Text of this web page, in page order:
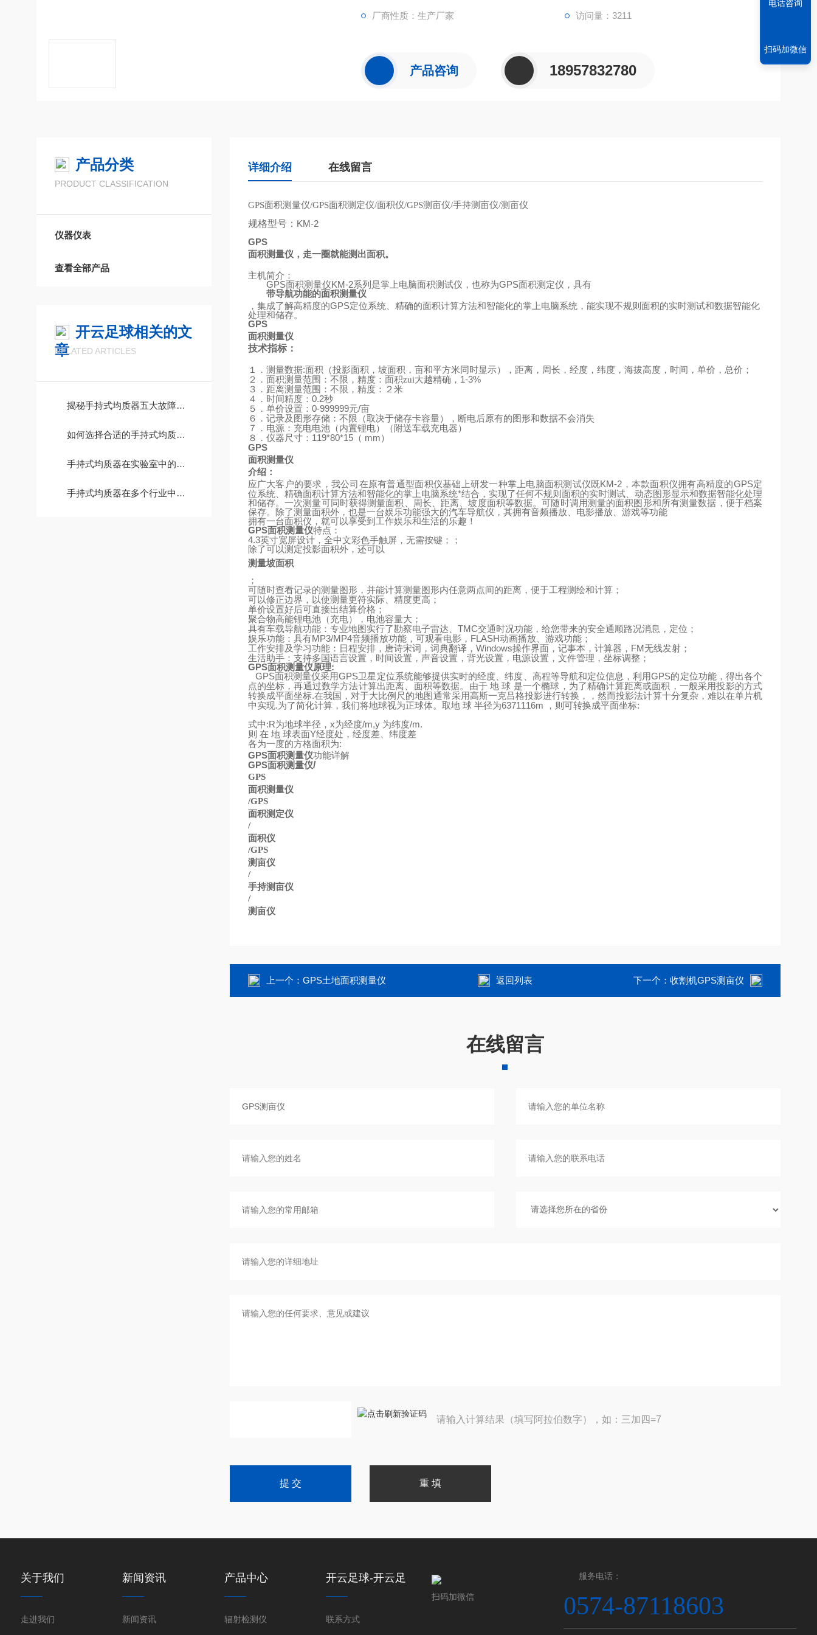
厂商性质：生产厂家 访问量：3211
产品咨询 18957832780
产品分类
PRODUCT CLASSIFICATION
仪器仪表
查看全部产品
开云足球相关的文
章
RELATED ARTICLES
揭秘手持式均质器五大故障处理方法
如何选择合适的手持式均质器？
手持式均质器在实验室中的重要作用
手持式均质器在多个行业中发挥着重要的作用
详细介绍 在线留言
GPS面积测量仪/GPS面积测定仪/面积仪/GPS测亩仪/手持测亩仪/测亩仪
规格型号： KM-2
GPS
面积测量仪，走一圈就能测出面积。
主机简介：
GPS面积测量仪KM-2系列是掌上电脑面积测试仪，也称为GPS面积测定仪，具有
带导航功能的面积测量仪
，集成了解高精度的GPS定位系统、精确的面积计算方法和智能化的掌上电脑系统，能实现不规则面积的实时测试和数据智能化
处理和储存。
GPS
面积测量仪
技术指标：
１．测量数据:面积（投影面积，坡面积，亩和平方米同时显示），距离，周长，经度，纬度，海拔高度，时间，单价，总价；
２．面积测量范围：不限，精度：面积zui大越精确， 1-3%
３．距离测量范围：不限，精度：２米
４．时间精度： 0.2秒
５．单价设置： 0-999999元/亩
６．记录及图形存储：不限（取决于储存卡容量），断电后原有的图形和数据不会消失
７．电源：充电电池（内置锂电）
（ 附送车载充电器）
８．仪器尺寸： 119*80*15（ mm）
GPS
面积测量仪
介绍：
应广大客户的要求，我公司在原有普通型面积仪基础上研发一种掌上电脑面积测试仪既KM-2 ，本款面积仪拥有高精度的GPS定
位系统、精确面积计算方法和智能化的掌上电脑系统*结合，实现了任何不规则面积的实时测试、动态图形显示和数据智能化处理
和储存。一次测量可同时获得测量面积、周长、距离、坡度面积等数据。可随时调用测量的面积图形和所有测量数据，便于档案
保存。除了测量面积外，也是一台娱乐功能强大的汽车导航仪，其拥有音频播放、电影播放、游戏等功能
拥有一台面积仪，就可以享受到工作娱乐和生活的乐趣！
GPS面积测量仪特点：
4.3英寸宽屏设计，全中文彩色手触屏，无需按键；；
除了可以测定投影面积外，还可以
测量坡面积
；
可随时查看记录的测量图形，并能计算测量图形内任意两点间的距离，便于工程测绘和计算；
可以修正边界，以使测量更符实际、精度更高；
单价设置好后可直接出结算价格；
聚合物高能锂电池（充电），电池容量大；
具有车载导航功能：专业地图实行了勘察电子雷达、 TMC交通时况功能，给您带来的安全通顺路况消息，定位；
娱乐功能：具有MP3/MP4音频播放功能，可观看电影， FLASH动画播放、游戏功能；
工作安排及学习功能：日程安排，唐诗宋词，词典翻译， Windows操作界面，记事本，计算器， FM无线发射；
生活助手：支持多国语言设置，时间设置，声音设置，背光设置，电源设置，文件管理，坐标调整；
GPS面积测量仪原理:
GPS面积测量仪采用GPS卫星定位系统能够提供实时的经度、纬度、高程等导航和定位信息，利用GPS的定位功能，得出各个
点的坐标，再通过数学方法计算出距离、面积等数据。由于 地 球 是一个椭球，为了精确计算距离或面积，一般采用投影的方式
转换成平面坐标.在我国，对于大比例尺的地图通常采用高斯一克吕格投影进行转换，，然而投影法计算十分复杂，难以在单片机
中实现.为了简化计算，我们将地球视为正球体。取地 球 半径为6371116m ，则可转换成平面坐标:
式中:R为地球半径， x为经度/m,y 为纬度/m.
则 在 地 球表面Y经度处，经度差、纬度差
各为一度的方格面积为:
GPS面积测量仪功能详解
GPS面积测量仪/
GPS
面积测量仪
/GPS
面积测定仪
/
面积仪
/GPS
测亩仪
/
手持测亩仪
/
测亩仪
上一个： GPS土地面积测量仪 返回列表 下一个： 收割机GPS测亩仪
在线留言
请输入计算结果（填写阿拉伯数字），如：三加四=7
关于我们
走进我们
新闻资讯
新闻资讯
产品中心
辐射检测仪
开云足球-开云足
球(中国)
联系方式
扫码加微信
服务电话：
0574-87118603
电话咨询
扫码加微信